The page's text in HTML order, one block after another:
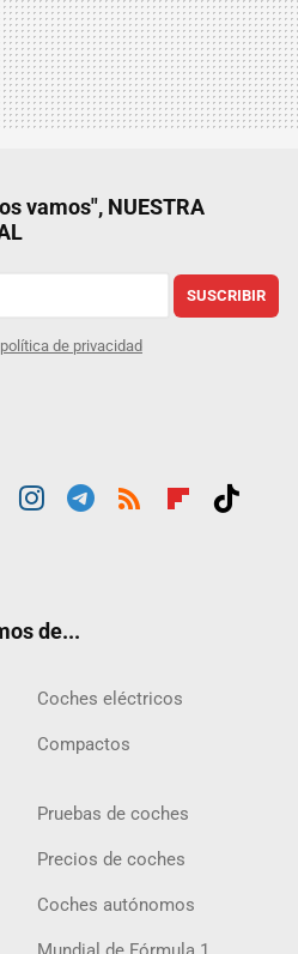
vamos", NUESTRA
SUSCRIBIR
política de privacidad
de...
Coches eléctricos
Compactos
Pruebas de coches
Precios de coches
Coches autónomos